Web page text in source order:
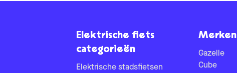
Elektrische fiets
categorieën
Elektrische stadsfietsen
Merken
Gazelle
Cube